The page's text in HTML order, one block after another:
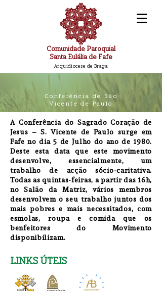
Comunidade Paroquial
Santa Eulália de Fafe
Arquidiocese de Braga
Conferência de São
Vicente de Paulo
A Conferência do Sagrado Coração de
Jesus – S. Vicente de Paulo surge em
Fafe no dia 5 de Julho do ano de 1980.
Deste esta data que este movimento
desenvolve, essencialmente, um
trabalho de acção sócio-caritativa.
Todas as quintas-feiras, a partir das 16h,
no Salão da Matriz, vários membros
desenvolvem o seu trabalho juntos dos
mais pobres e mais necessitados, com
esmolas, roupa e comida que os
benfeitores do Movimento
disponibilizam.
LINKS ÚTEIS